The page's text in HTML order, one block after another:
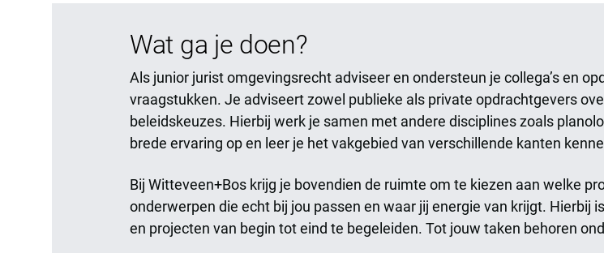
Wat ga je doen?
Als junior jurist omgevingsrecht adviseer en ondersteun je collega’s en
vraagstukken. Je adviseert zowel publieke als private opdrachtgevers
beleidskeuzes. Hierbij werk je samen met andere disciplines zoals
brede ervaring op en leer je het vakgebied van verschillende kanten
Bij Witteveen+Bos krijg je bovendien de ruimte om te kiezen aan welke
onderwerpen die echt bij jou passen en waar jij energie van krijgt.
en projecten van begin tot eind te begeleiden. Tot jouw taken behoren